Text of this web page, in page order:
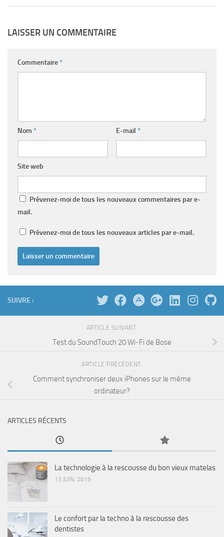
LAISSER UN COMMENTAIRE
Commentaire*
Nom * E-mail *
Site web
Prévenez-moi de tous les nouveaux commentaires par e-
mail.
Prévenez-moi de tous les nouveaux articles par e-mail.
SUIVRE :
ARTICLE SUIVANT
Test du SoundTouch 20 Wi-Fi de Bose
ARTICLE PRÉCÉDENT
Comment synchroniser deux iPhones sur le même
ordinateur?
ARTICLES RÉCENTS
La technologie à la rescousse du bon vieux matelas
13 JUIN, 2019
Le confort par la techno à la rescousse des
dentistes